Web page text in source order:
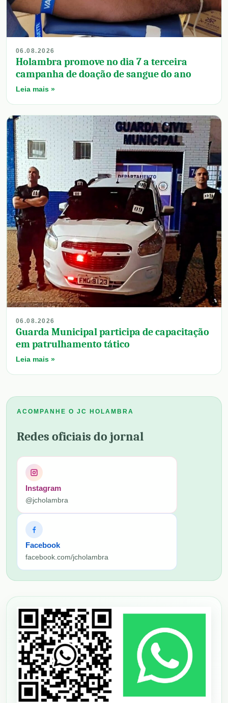
06.08.2026
Holambra promove no dia 7 a terceira
campanha de doação de sangue do ano
Leia mais »
06.08.2026
Guarda Municipal participa de capacitação
em patrulhamento tático
Leia mais »
ACOMPANHE O JC HOLAMBRA
Redes oficiais do jornal
Instagram
@jcholambra
Facebook
facebook.com/jcholambra